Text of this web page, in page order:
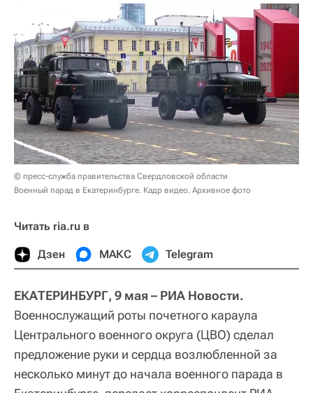
© пресс-служба правительства Свердловской области
Военный парад в Екатеринбурге. Кадр видео. Архивное фото
Читать ria.ru в
Дзен МАКС Telegram
ЕКАТЕРИНБУРГ, 9 мая – РИА Новости.
Военнослужащий роты почетного караула
Центрального военного округа (ЦВО) сделал
предложение руки и сердца возлюбленной за
несколько минут до начала военного парада в